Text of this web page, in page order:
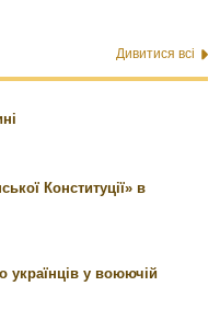
Дивитися всі
Конституції» в
українців у воюючій